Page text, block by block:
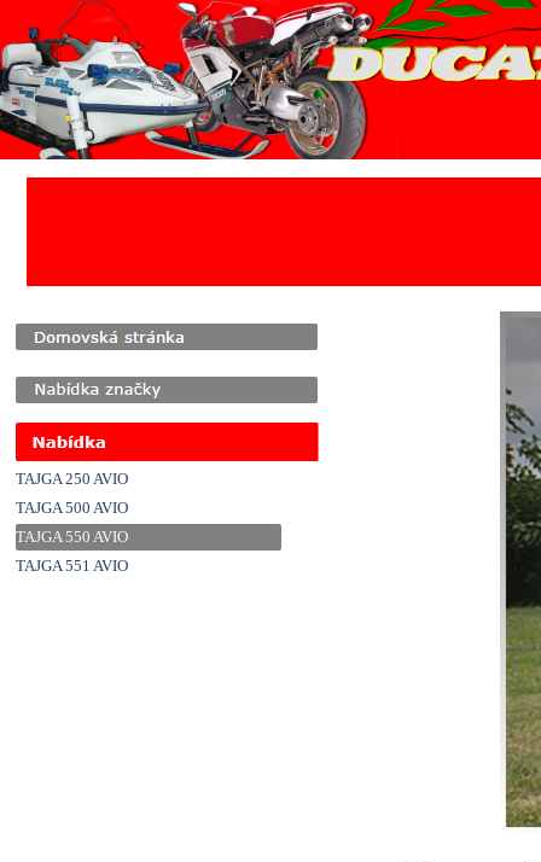
Přejít na obsah
TAJGA 250 AVIO
TAJGA 500 AVIO
TAJGA 550 AVIO
TAJGA 551 AVIO